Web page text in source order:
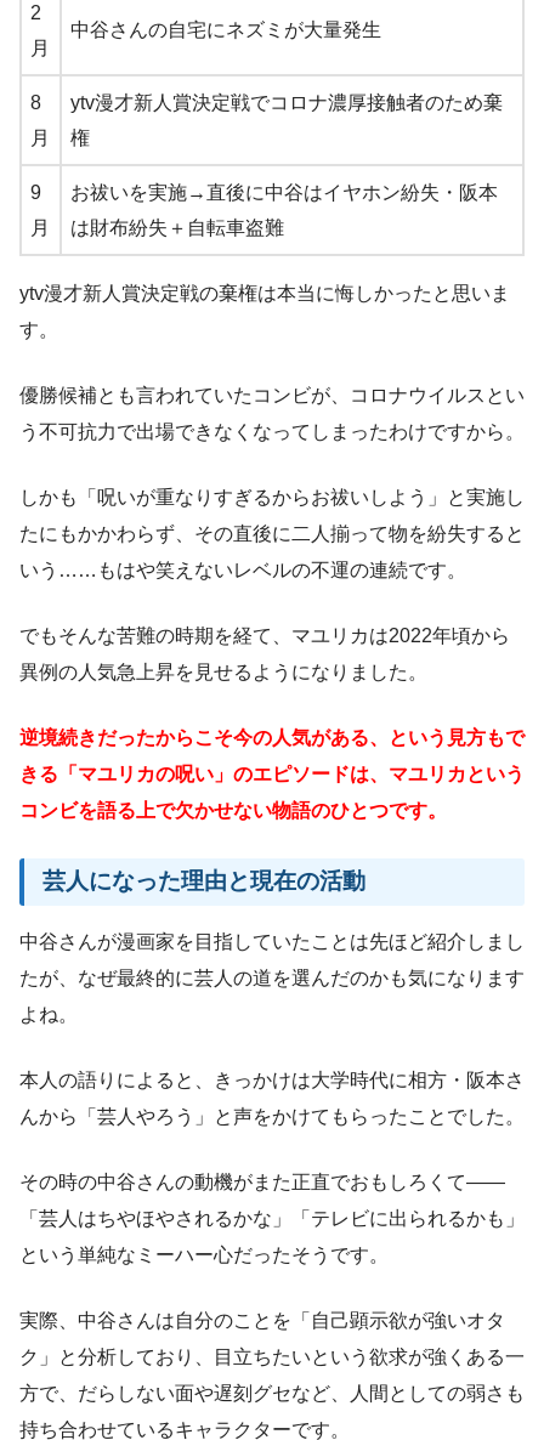
2
月
中谷さんの自宅にネズミが大量発生
8
月
ytv漫才新人賞決定戦でコロナ濃厚接触者のため棄
権
9
月
お祓いを実施→直後に中谷はイヤホン紛失・阪本
は財布紛失＋自転車盗難
ytv漫才新人賞決定戦の棄権は本当に悔しかったと思いま
す。
優勝候補とも言われていたコンビが、コロナウイルスとい
う不可抗力で出場できなくなってしまったわけですから。
しかも「呪いが重なりすぎるからお祓いしよう」と実施し
たにもかかわらず、その直後に二人揃って物を紛失すると
いう……もはや笑えないレベルの不運の連続です。
でもそんな苦難の時期を経て、マユリカは2022年頃から
異例の人気急上昇を見せるようになりました。
逆境続きだったからこそ今の人気がある、という見方もで
きる「マユリカの呪い」のエピソードは、マユリカという
コンビを語る上で欠かせない物語のひとつです。
芸人になった理由と現在の活動
中谷さんが漫画家を目指していたことは先ほど紹介しまし
たが、なぜ最終的に芸人の道を選んだのかも気になります
よね。
本人の語りによると、きっかけは大学時代に相方・阪本さ
んから「芸人やろう」と声をかけてもらったことでした。
その時の中谷さんの動機がまた正直でおもしろくて——
「芸人はちやほやされるかな」「テレビに出られるかも」
という単純なミーハー心だったそうです。
実際、中谷さんは自分のことを「自己顕示欲が強いオタ
ク」と分析しており、目立ちたいという欲求が強くある一
方で、だらしない面や遅刻グセなど、人間としての弱さも
持ち合わせているキャラクターです。